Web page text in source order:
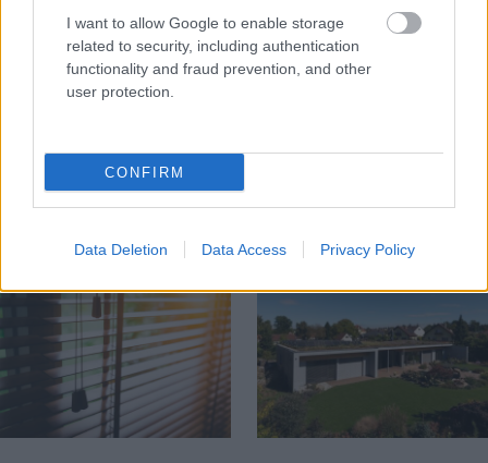
I want to allow Google to enable storage
related to security, including authentication
functionality and fraud prevention, and other
user protection.
CONFIRM
Data Deletion Data Access Privacy Policy
alebo meniť kotol?
Návod, ako v nových
dotačných výzvach
Multipor ETX